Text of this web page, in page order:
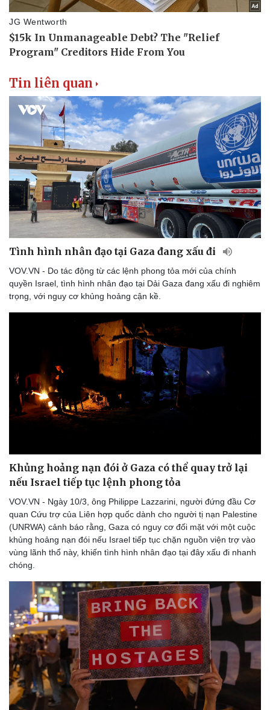
Lịch thi đấu bóng đá
Thế giới thể thao
eSports
Hậu trường
Xe máy
Tư vấn
Tin liên quan
Tình hình nhân đạo tại Gaza đang xấu đi
VOV.VN - Do tác động từ các lệnh phong tỏa mới của chính
quyền Israel, tình hình nhân đạo tại Dải Gaza đang xấu đi nghiêm
trọng, với nguy cơ khủng hoảng cận kề.
Khủng hoảng nạn đói ở Gaza có thể quay trở lại
nếu Israel tiếp tục lệnh phong tỏa
VOV.VN - Ngày 10/3, ông Philippe Lazzarini, người đứng đầu Cơ
quan Cứu trợ của Liên hợp quốc dành cho người tị nạn Palestine
(UNRWA) cảnh báo rằng, Gaza có nguy cơ đối mặt với một cuộc
khủng hoảng nạn đói nếu Israel tiếp tục chặn nguồn viện trợ vào
vùng lãnh thổ này, khiến tình hình nhân đạo tại đây xấu đi nhanh
chóng.